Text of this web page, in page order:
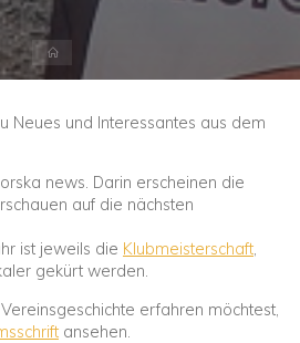
Neues und Interessantes aus dem
news. Darin erscheinen die
auf die nächsten
ist jeweils die Klubmeisterschaft,
gekürt werden.
erfahren möchtest,
ansehen.